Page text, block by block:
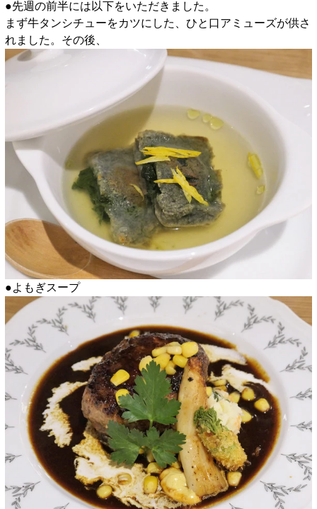
●先週の前半には以下をいただきました。
まず牛タンシチューをカツにした、ひと口アミューズが供さ
れました。その後、
●よもぎスープ